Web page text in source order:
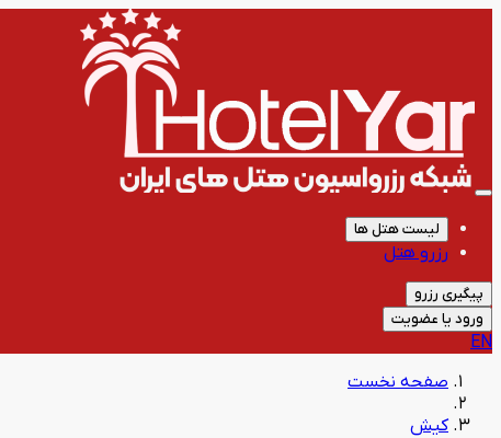
لیست هتل ها
رزرو هتل
پیگیری رزرو
ورود یا عضویت
EN
صفحه نخست
کیش